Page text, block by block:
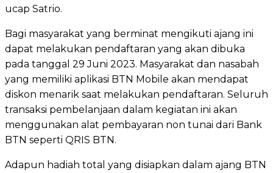
ucap Satrio.
Bagi masyarakat yang berminat mengikuti ajang ini
dapat melakukan pendaftaran yang akan dibuka
pada tanggal 29 Juni 2023. Masyarakat dan nasabah
yang memiliki aplikasi BTN Mobile akan mendapat
diskon menarik saat melakukan pendaftaran. Seluruh
transaksi pembelanjaan dalam kegiatan ini akan
menggunakan alat pembayaran non tunai dari Bank
BTN seperti QRIS BTN.
Adapun hadiah total yang disiapkan dalam ajang BTN